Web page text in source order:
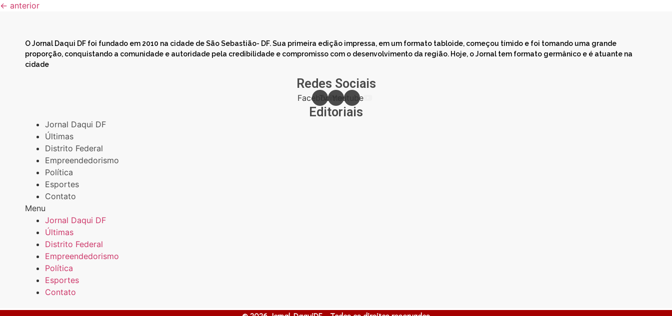
← anterior
O Jornal Daqui DF foi fundado em 2010 na cidade de São Sebastião- DF. Sua primeira edição impressa, em um formato tabloide, começou tímido e foi tomando uma grande
proporção, conquistando a comunidade e autoridade pela credibilidade e compromisso com o desenvolvimento da região. Hoje, o Jornal tem formato germânico e é atuante na
cidade
Redes Sociais
Facebook
TwitterYoutube
Editoriais
Jornal Daqui DF
Últimas
Distrito Federal
Empreendedorismo
Política
Esportes
Contato
Menu
Jornal Daqui DF
Últimas
Distrito Federal
Empreendedorismo
Política
Esportes
Contato